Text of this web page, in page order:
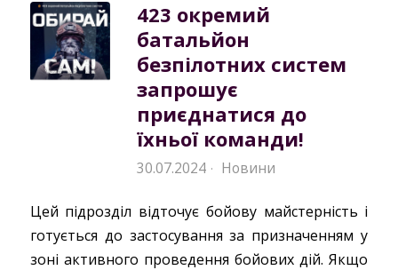
423 окремий
батальйон
безпілотних систем
запрошує
приєднатися до
їхньої команди!
30.07.2024 · Новини
Цей підрозділ відточує бойову майстерність і
готується до застосування за призначенням у
зоні активного проведення бойових дій. Якщо